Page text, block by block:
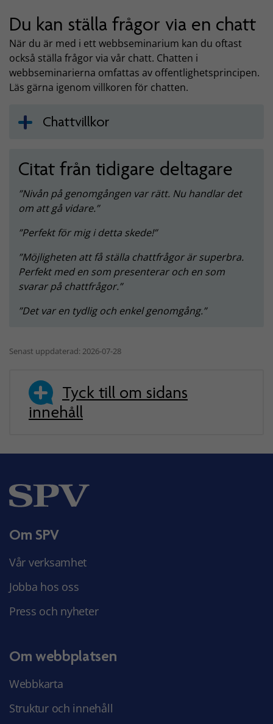
Du kan ställa frågor via en chatt
När du är med i ett webbseminarium kan du oftast
också ställa frågor via vår chatt. Chatten i
webbseminarierna omfattas av offentlighetsprincipen.
Läs gärna igenom villkoren för chatten.
Chattvillkor
Citat från tidigare deltagare
Nivån på genomgången var rätt. Nu handlar det
om att gå vidare.
Perfekt för mig i detta skede!
Möjligheten att få ställa chattfrågor är superbra.
Perfekt med en som presenterar och en som
svarar på chattfrågor.
Det var en tydlig och enkel genomgång.
Senast uppdaterad: 2026-07-28
Tyck till om sidans
innehåll
Om SPV
Vår verksamhet
Jobba hos oss
Press och nyheter
Om webbplatsen
Webbkarta
Struktur och innehåll